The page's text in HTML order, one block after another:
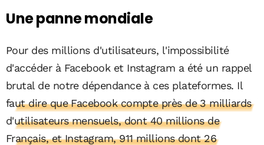
Une panne mondiale
Pour des millions d'utilisateurs, l'impossibilité
d'accéder à Facebook et Instagram a été un rappel
brutal de notre dépendance à ces plateformes. Il
faut dire que Facebook compte près de 3 milliards
d'utilisateurs mensuels, dont 40 millions de
Français, et Instagram, 911 millions dont 26